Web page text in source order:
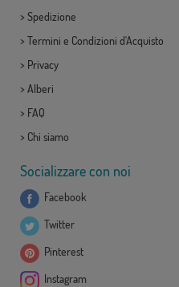
> Spedizione
> Termini e Condizioni d'Acquisto
> Privacy
> Alberi
> FAQ
> Chi siamo
Socializzare con noi
Facebook
Twitter
Pinterest
Instagram